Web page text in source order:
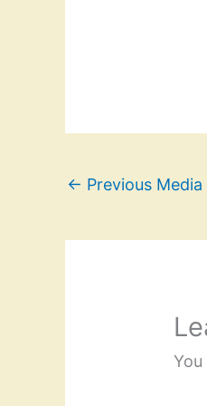
← Previous Media